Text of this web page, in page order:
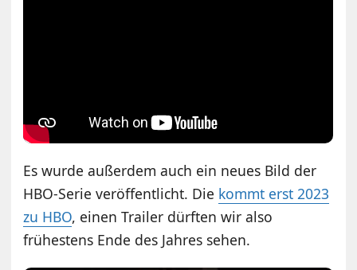
Es wurde außerdem auch ein neues Bild der
HBO-Serie veröffentlicht. Die kommt erst 2023
zu HBO, einen Trailer dürften wir also
frühestens Ende des Jahres sehen.